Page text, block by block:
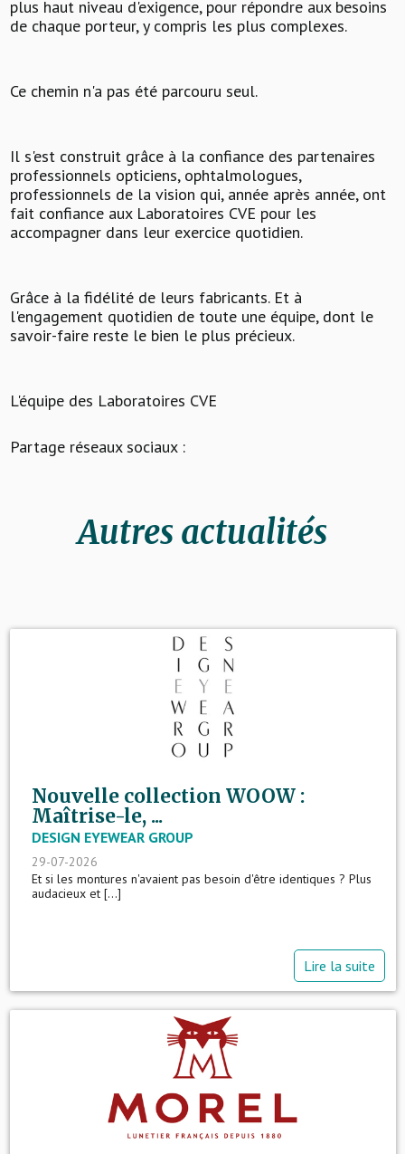
plus haut niveau d'exigence, pour répondre aux besoins
de chaque porteur, y compris les plus complexes.
Ce chemin n'a pas été parcouru seul.
Il s'est construit grâce à la confiance des partenaires
professionnels opticiens, ophtalmologues,
professionnels de la vision qui, année après année, ont
fait confiance aux Laboratoires CVE pour les
accompagner dans leur exercice quotidien.
Grâce à la fidélité de leurs fabricants. Et à
l'engagement quotidien de toute une équipe, dont le
savoir-faire reste le bien le plus précieux.
L'équipe des Laboratoires CVE
Partage réseaux sociaux :
Autres actualités
Nouvelle collection WOOW :
Maîtrise-le, ...
DESIGN EYEWEAR GROUP
29-07-2026
Et si les montures n'avaient pas besoin d'être identiques ? Plus
audacieux et [...]
Lire la suite